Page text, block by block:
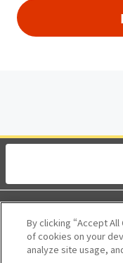
動作環境
利用規約
By clicking “Accept
of cookies on your
analyze site usage,